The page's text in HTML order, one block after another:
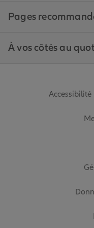
Pages
À vos côtés au